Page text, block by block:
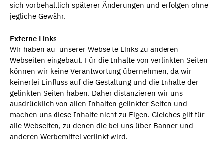
sich vorbehaltlich späterer Änderungen und erfolgen ohne
jegliche Gewähr.
Externe Links
Wir haben auf unserer Webseite Links zu anderen
Webseiten eingebaut. Für die Inhalte von verlinkten Seiten
können wir keine Verantwortung übernehmen, da wir
keinerlei Einfluss auf die Gestaltung und die Inhalte der
gelinkten Seiten haben. Daher distanzieren wir uns
ausdrücklich von allen Inhalten gelinkter Seiten und
machen uns diese Inhalte nicht zu Eigen. Gleiches gilt für
alle Webseiten, zu denen die bei uns über Banner und
anderen Werbemittel verlinkt wird.